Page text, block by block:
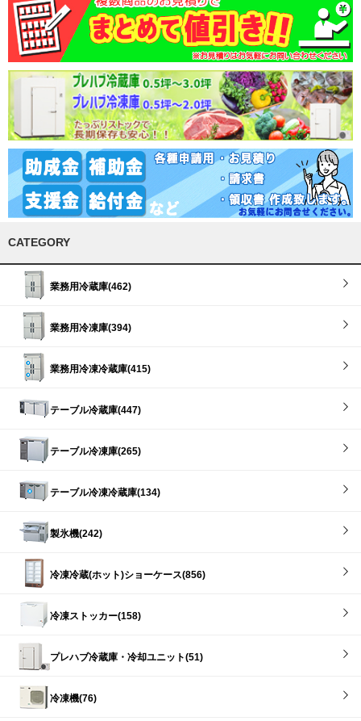
CATEGORY
業務用冷蔵庫(462)
業務用冷凍庫(394)
業務用冷凍冷蔵庫(415)
テーブル冷蔵庫(447)
テーブル冷凍庫(265)
テーブル冷凍冷蔵庫(134)
製氷機(242)
冷凍冷蔵(ホット)ショーケース(856)
冷凍ストッカー(158)
プレハブ冷蔵庫・冷却ユニット(51)
冷凍機(76)